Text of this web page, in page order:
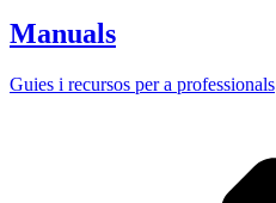
Manuals
Guies i recursos per a professionals